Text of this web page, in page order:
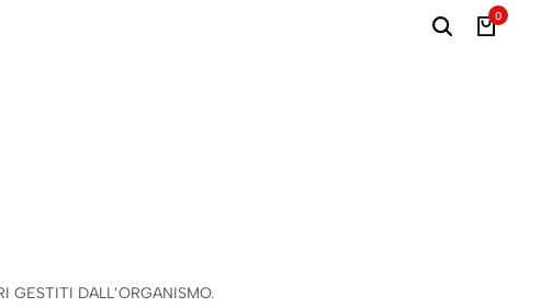
0
GESTITI DALL’ORGANISMO.